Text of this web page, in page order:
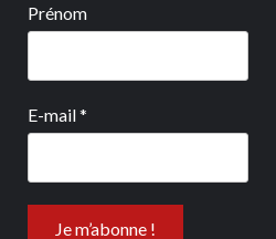
Prénom
E-mail*